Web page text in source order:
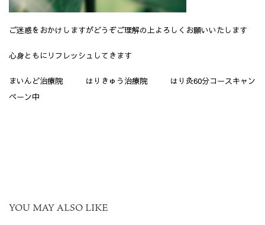
ご迷惑をおかけしますがどうぞご理解の上よろしくお願いいたします
心身ともにリフレッシュしてきます
まいんど治療院 はりきゅう治療院 はり灸60分コースキャン
ペーン中
YOU MAY ALSO LIKE